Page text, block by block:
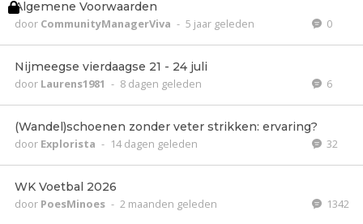
Algemene Voorwaarden
door CommunityManagerViva - 5 jaar geleden 0
Nijmeegse vierdaagse 21 - 24 juli
door Laurens1981 - 8 dagen geleden 6
(Wandel)schoenen zonder veter strikken: ervaring?
door Explorista - 14 dagen geleden 32
WK Voetbal 2026
door PoesMinoes - 2 maanden geleden 1342